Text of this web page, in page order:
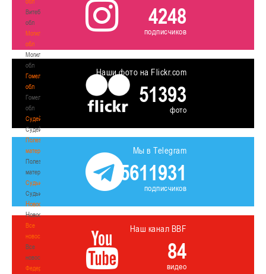
Витебская
обл
Могилевская
обл
Могилевская
обл
Гомельская
обл
Гомельская
обл
Судейство
Судейство
Полезные
материалы
Полезные
материалы
Судьи
Судьи
Новости
Новости
Все
новости
Все
новости
Федерация
4248
подписчиков
Наши фото на Flickr.com
51393
фото
Мы в Telegram
5611931
подписчиков
Наш канал BBF
84
видео